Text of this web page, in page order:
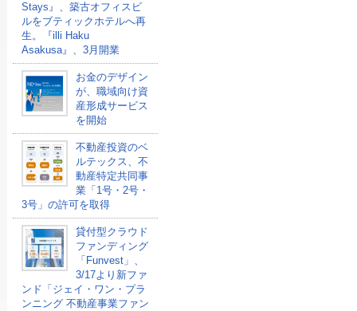
Stays』、築古オフィスビ
ルをブティックホテルへ再
生。『illi Haku
Asakusa』、3月開業
お金のデザイン
が、職域向け資
産形成サービス
を開始
不動産投資のベ
ルテックス、不
動産特定共同事
業「1号・2号・
3号」の許可を取得
貸付型クラウド
ファンディング
「Funvest」、
3/17より新ファ
ンド「ジェイ・ワン・プラ
ンニング 不動産事業ファン